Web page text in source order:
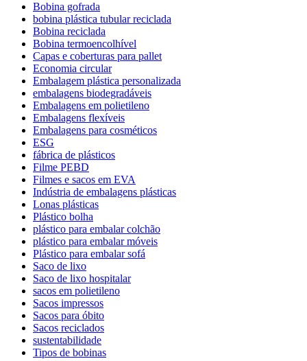
Bobina gofrada
bobina plástica tubular reciclada
Bobina reciclada
Bobina termoencolhível
Capas e coberturas para pallet
Economia circular
Embalagem plástica personalizada
embalagens biodegradáveis
Embalagens em polietileno
Embalagens flexíveis
Embalagens para cosméticos
ESG
fábrica de plásticos
Filme PEBD
Filmes e sacos em EVA
Indústria de embalagens plásticas
Lonas plásticas
Plástico bolha
plástico para embalar colchão
plástico para embalar móveis
Plástico para embalar sofá
Saco de lixo
Saco de lixo hospitalar
sacos em polietileno
Sacos impressos
Sacos para óbito
Sacos reciclados
sustentabilidade
Tipos de bobinas